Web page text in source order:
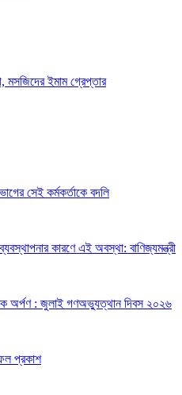
মসজিদের ইমাম গ্রেপ্তার
সেই কর্মকর্তাকে বদলি
কারণে এই অবস্থা: বাণিজ্যমন্ত্রী
অর্পণ : জুলাই গণঅভ্যুত্থান দিবস ২০২৬
প্রকাশ